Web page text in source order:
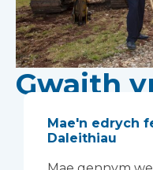
Gwaith
Mae'n edrych
Daleithiau